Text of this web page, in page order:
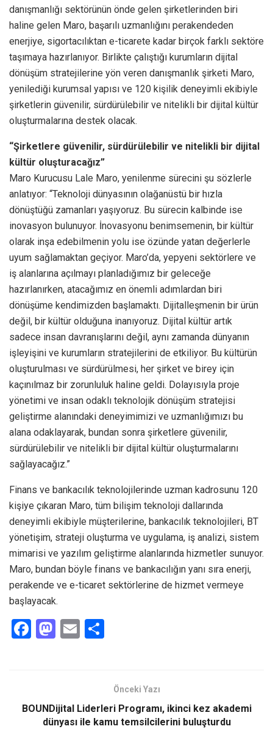
danışmanlığı sektörünün önde gelen şirketlerinden biri
haline gelen Maro, başarılı uzmanlığını perakendeden
enerjiye, sigortacılıktan e-ticarete kadar birçok farklı sektöre
taşımaya hazırlanıyor. Birlikte çalıştığı kurumların dijital
dönüşüm stratejilerine yön veren danışmanlık şirketi Maro,
yenilediği kurumsal yapısı ve 120 kişilik deneyimli ekibiyle
şirketlerin güvenilir, sürdürülebilir ve nitelikli bir dijital kültür
oluşturmalarına destek olacak.
“Şirketlere güvenilir, sürdürülebilir ve nitelikli bir dijital
kültür oluşturacağız”
Maro Kurucusu Lale Maro, yenilenme sürecini şu sözlerle
anlatıyor: “Teknoloji dünyasının olağanüstü bir hızla
dönüştüğü zamanları yaşıyoruz. Bu sürecin kalbinde ise
inovasyon bulunuyor. İnovasyonu benimsemenin, bir kültür
olarak inşa edebilmenin yolu ise özünde yatan değerlerle
uyum sağlamaktan geçiyor. Maro’da, yepyeni sektörlere ve
iş alanlarına açılmayı planladığımız bir geleceğe
hazırlanırken, atacağımız en önemli adımlardan biri
dönüşüme kendimizden başlamaktı. Dijitalleşmenin bir ürün
değil, bir kültür olduğuna inanıyoruz. Dijital kültür artık
sadece insan davranışlarını değil, aynı zamanda dünyanın
işleyişini ve kurumların stratejilerini de etkiliyor. Bu kültürün
oluşturulması ve sürdürülmesi, her şirket ve birey için
kaçınılmaz bir zorunluluk haline geldi. Dolayısıyla proje
yönetimi ve insan odaklı teknolojik dönüşüm stratejisi
geliştirme alanındaki deneyimimizi ve uzmanlığımızı bu
alana odaklayarak, bundan sonra şirketlere güvenilir,
sürdürülebilir ve nitelikli bir dijital kültür oluşturmalarını
sağlayacağız.”
Finans ve bankacılık teknolojilerinde uzman kadrosunu 120
kişiye çıkaran Maro, tüm bilişim teknoloji dallarında
deneyimli ekibiyle müşterilerine, bankacılık teknolojileri, BT
yönetişim, strateji oluşturma ve uygulama, iş analizi, sistem
mimarisi ve yazılım geliştirme alanlarında hizmetler sunuyor.
Maro, bundan böyle finans ve bankacılığın yanı sıra enerji,
perakende ve e-ticaret sektörlerine de hizmet vermeye
başlayacak.
F
o
M
d
E
Önceki Yazı
BOUNDijital Liderleri Programı, ikinci kez akademi
dünyası ile kamu temsilcilerini buluşturdu